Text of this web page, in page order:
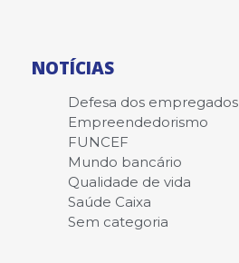
NOTÍCIAS
Defesa dos empregados
Empreendedorismo
FUNCEF
Mundo bancário
Qualidade de vida
Saúde Caixa
Sem categoria